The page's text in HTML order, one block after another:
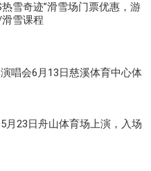
雪奇迹”滑雪场门票优惠，游
雪课程
唱会6月13日慈溪体育中心体
月23日舟山体育场上演，入场